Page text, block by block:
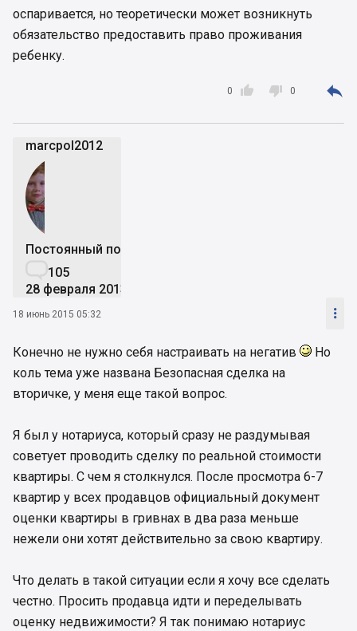
У всіх інших випадках дохід, отриманий від
військовим збором за ставкою 1,5%.
оспаривается, но теоретически может возникнуть
обязательство предоставить право проживания
ребенку.

0  0 
marcpol2012
Постоянный пользователь
105
28 февраля 2013
18 июнь 2015 05:32 
Конечно не нужно себя настраивать на негатив
Но
коль тема уже названа Безопасная сделка на
вторичке, у меня еще такой вопрос.
Я был у нотариуса, который сразу не раздумывая
советует проводить сделку по реальной стоимости
квартиры. С чем я столкнулся. После просмотра 6-7
квартир у всех продавцов официальный документ
оценки квартиры в гривнах в два раза меньше
нежели они хотят действительно за свою квартиру.
Что делать в такой ситуации если я хочу все сделать
честно. Просить продавца идти и переделывать
оценку недвижимости? Я так понимаю нотариус